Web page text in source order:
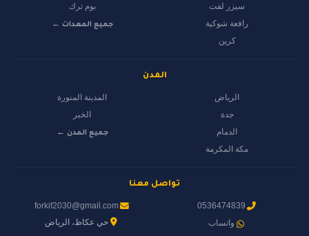
سيزر لفت
رافعة شوكية
كرين
بوم ترك
جميع المعدات ←
المدن
الرياض
جدة
الدمام
مكة المكرمة
المدينة المنورة
الخبر
جميع المدن ←
تواصل معنا
0536474839
واتساب
forkif2030@gmail.com
حي عكاظ، الرياض